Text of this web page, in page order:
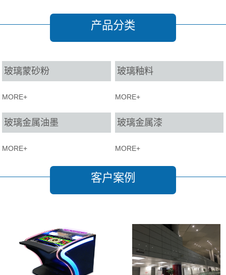
产品分类
玻璃蒙砂粉
MORE+
玻璃釉料
MORE+
玻璃金属油墨
MORE+
玻璃金属漆
MORE+
客户案例